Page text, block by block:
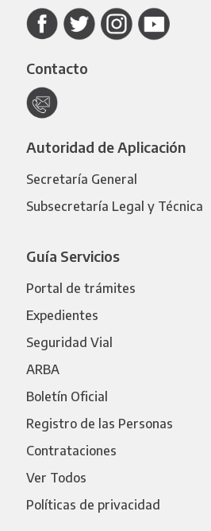
Contacto
Autoridad de Aplicación
Secretaría General
Subsecretaría Legal y Técnica
Guía Servicios
Portal de trámites
Expedientes
Seguridad Vial
ARBA
Boletín Oficial
Registro de las Personas
Contrataciones
Ver Todos
Políticas de privacidad